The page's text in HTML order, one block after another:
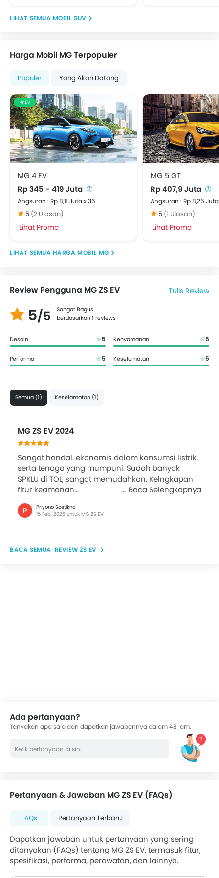
MOBIL SUV
Harga Mobil MG Terpopuler
Populer Yang Akan Datang
EV
MG 4 EV
Rp 345 - 419 Juta
Angsuran : Rp 8,11 Juta x 36
5 (2 Ulasan)
Lihat Promo
MG 5 GT
Rp 407,9 Juta
Angsuran : Rp 8,26
5 (1 Ulasan)
Lihat Promo
HARGA MOBIL MG
Review Pengguna MG ZS EV Tulis Review
5/5
Sangat Bagus
berdasarkan 1 reviews
Desain 5 Kenyamanan 5
Performa 5 Keselamatan 5
Semua (1) Keselamatan (1)
MG ZS EV 2024
Sangat handal. ekonomis dalam konsumsi listrik,
serta tenaga yang mumpuni. Sudah banyak
SPKLU di TOL, sangat memudahkan. Kelngkapan
fitur keamanan...
Baca Selengkapnya
P
Priyono Soetikno
16 Feb, 2025 untuk MG ZS EV
REVIEW ZS EV
Ada pertanyaan?
Tanyakan apa saja dan dapatkan jawabannya dalam 48 jam.
Pertanyaan & Jawaban MG ZS EV (FAQs)
FAQs Pertanyaan Terbaru
Dapatkan jawaban untuk pertanyaan yang sering
ditanyakan (FAQs) tentang MG ZS EV, termasuk fitur,
spesifikasi, performa, perawatan, dan lainnya.